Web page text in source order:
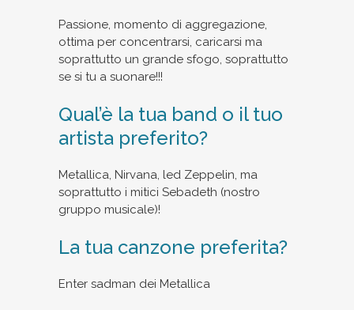
Passione, momento di aggregazione,
ottima per concentrarsi, caricarsi ma
soprattutto un grande sfogo, soprattutto
se si tu a suonare!!!
Qual’è la tua band o il tuo
artista preferito?
Metallica, Nirvana, led Zeppelin, ma
soprattutto i mitici Sebadeth (nostro
gruppo musicale)!
La tua canzone preferita?
Enter sadman dei Metallica